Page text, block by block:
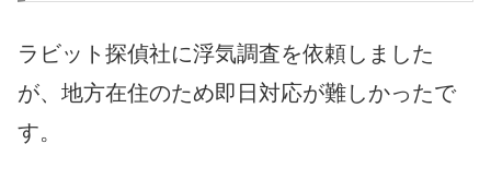
ラビット探偵社に浮気調査を依頼しました
が、地方在住のため即日対応が難しかったで
す。